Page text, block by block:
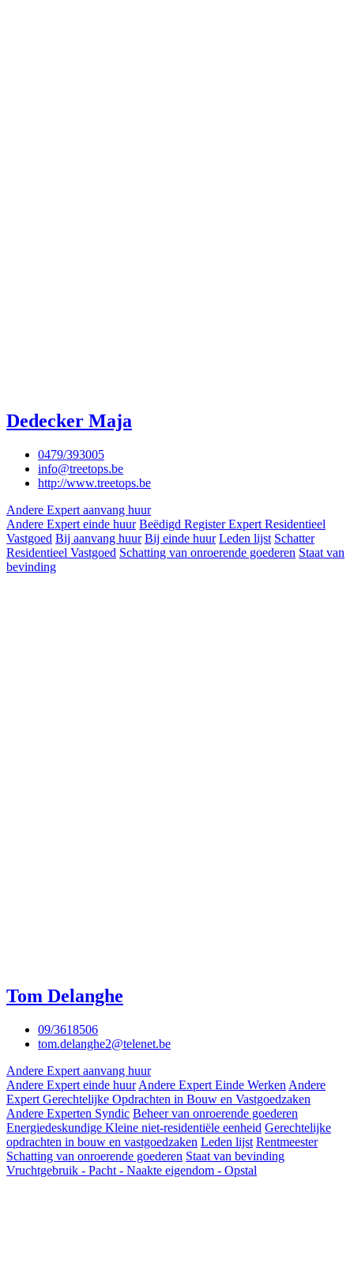
Dedecker Maja
0479/393005
info@treetops.be
http://www.treetops.be
Andere Expert aanvang huur
Andere Expert einde huur Beëdigd Register Expert Residentieel
Vastgoed Bij aanvang huur Bij einde huur Leden lijst Schatter
Residentieel Vastgoed Schatting van onroerende goederen Staat van
bevinding
Tom Delanghe
09/3618506
tom.delanghe2@telenet.be
Andere Expert aanvang huur
Andere Expert einde huur Andere Expert Einde Werken Andere
Expert Gerechtelijke Opdrachten in Bouw en Vastgoedzaken
Andere Experten Syndic Beheer van onroerende goederen
Energiedeskundige Kleine niet-residentiële eenheid Gerechtelijke
opdrachten in bouw en vastgoedzaken Leden lijst Rentmeester
Schatting van onroerende goederen Staat van bevinding
Vruchtgebruik - Pacht - Naakte eigendom - Opstal